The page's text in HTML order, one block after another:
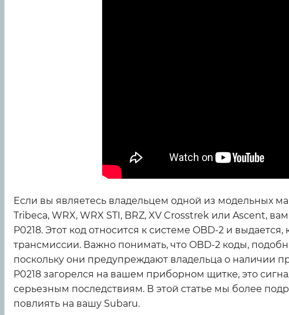
Если вы являетесь владельцем одной из модельных
Tribeca, WRX, WRX STI, BRZ, XV Crosstrek или Ascent,
P0218. Этот код относится к системе OBD-2 и
трансмиссии. Важно понимать, что OBD-2 коды,
поскольку они предупреждают владельца о наличии
P0218 загорелся на вашем приборном щитке, это
серьезным последствиям. В этой статье мы более
повлиять на вашу Subaru.